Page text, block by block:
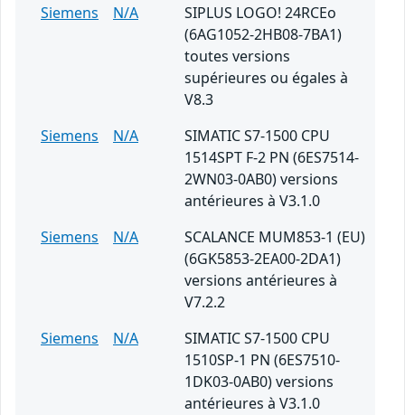
Siemens
N/A
SIPLUS LOGO! 24RCEo
(6AG1052-2HB08-7BA1)
toutes versions
supérieures ou égales à
V8.3
Siemens
N/A
SIMATIC S7-1500 CPU
1514SPT F-2 PN (6ES7514-
2WN03-0AB0) versions
antérieures à V3.1.0
Siemens
N/A
SCALANCE MUM853-1 (EU)
(6GK5853-2EA00-2DA1)
versions antérieures à
V7.2.2
Siemens
N/A
SIMATIC S7-1500 CPU
1510SP-1 PN (6ES7510-
1DK03-0AB0) versions
antérieures à V3.1.0